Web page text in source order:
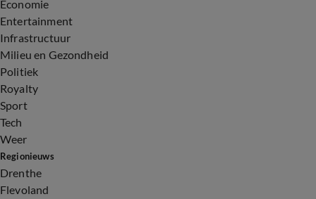
Economie
Entertainment
Infrastructuur
Milieu en Gezondheid
Politiek
Royalty
Sport
Tech
Weer
Regionieuws
Drenthe
Flevoland